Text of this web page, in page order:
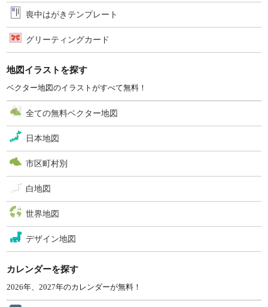
喪中はがきテンプレート
グリーティングカード
地図イラストを探す
ベクター地図のイラストがすべて無料！
全ての無料ベクター地図
日本地図
市区町村別
白地図
世界地図
デザイン地図
カレンダーを探す
2026年、2027年のカレンダーが無料！